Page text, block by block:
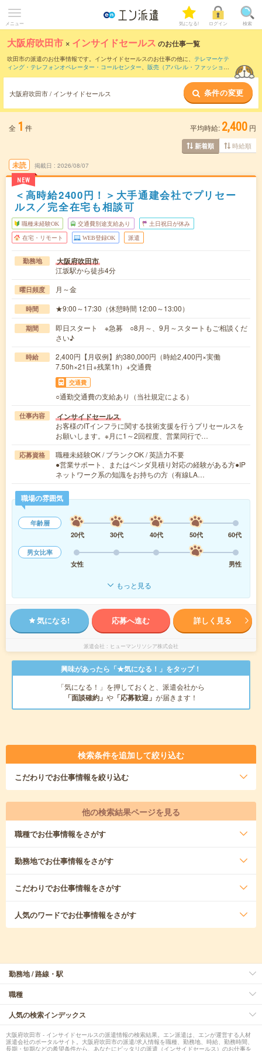
メニュー 気になる! ログイン 検索
大阪府吹田市 × インサイドセールス のお仕事一覧
吹田市の派遣のお仕事情報です。インサイドセールスのお仕事の他に、 テレマーケテ
ィング・テレフォンオペレーター・コールセンター、 販売（アパレル・ファッショ
などのこだわり条件で絞り込んでいただけます。
職種辞典：インサイドセールスのお仕事とは？とは？
営業アシスタントのお仕事と
は？とは？
大阪府吹田市 / インサイドセールス 条件の変更
全 1 件 平均時給: 2,400 円
新着順 時給順
未読
NEW
掲載日 2026/08/07
＜高時給2400円！＞大手通建会社でプリセー
ルス／完全在宅も相談可
職種未経験OK 交通費別途支給あり 土日祝日が休み
在宅・リモート WEB登録OK 派遣
勤務地 大阪府吹田市
江坂駅から徒歩4分
曜日頻度 月～金
時間 ★9:00～17:30（休憩時間 12:00～13:00）
期間
即日スタート ※急募 ○8月～、9月～スタートもご相談くだ
さい♪
時給
2,400円【月収例】約380,000円（時給2,400円×実働
7.50h×21日+残業1h）+交通費
交通費
○通勤交通費の支給あり（当社規定による）
仕事内容 インサイドセールス
お客様のITインフラに関する技術支援を行うプリセールスを
お願いします。※月に1～2回程度、営業同行で…
応募資格
職種未経験OK / ブランクOK / 英語力不要
●営業サポート、またはベンダ見積り対応の経験がある方●IP
ネットワーク系の知識をお持ちの方（有線LA…
職場の雰囲気
年齢層
20代
30代 40代 50代
60代
男女比率
女性
男性
もっと見る
気になる! 応募へ進む 詳しく見る
派遣会社 ヒューマンリソシア株式会社
興味があったら「★気になる！」をタップ！
「気になる！」を押しておくと、派遣会社から
「面談確約」 や 「応募歓迎」 が届きます！
検索条件を追加して絞り込む
こだわりでお仕事情報を絞り込む
他の検索結果ページを見る
職種でお仕事情報をさがす
勤務地でお仕事情報をさがす
こだわりでお仕事情報をさがす
人気のワードでお仕事情報をさがす
勤務地 / 路線・駅
職種
人気の検索インデックス
大阪府吹田市 - インサイドセールスの派遣情報の検索結果。エン派遣は、エンが運営する人材
派遣会社のポータルサイト。大阪府吹田市の派遣/求人情報を職種、勤務地、時給、勤務時間、
長期・短期などの希望条件から、あなたにピッタリの派遣（インサイドセールス）のお仕事を